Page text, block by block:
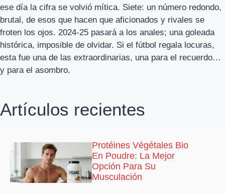
ese día la cifra se volvió mítica. Siete: un número redondo,
brutal, de esos que hacen que aficionados y rivales se
froten los ojos. 2024-25 pasará a los anales; una goleada
histórica, imposible de olvidar. Si el fútbol regala locuras,
esta fue una de las extraordinarias, una para el recuerdo…
y para el asombro.
Artículos recientes
Protéines Végétales Bio
En Poudre: La Mejor
Opción Para Su
Musculación